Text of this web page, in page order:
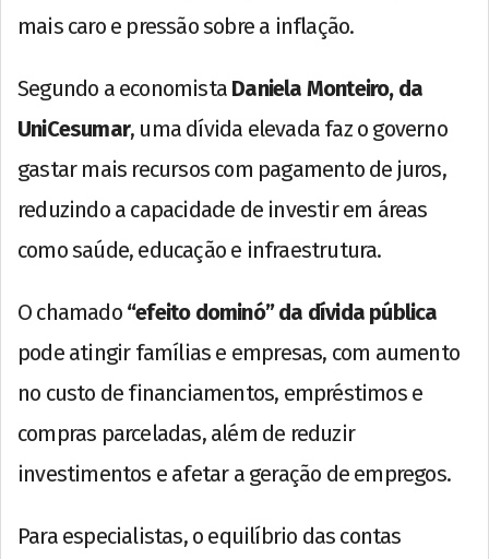
mais caro e pressão sobre a inflação.
Segundo a economista Daniela Monteiro, da
UniCesumar, uma dívida elevada faz o governo
gastar mais recursos com pagamento de juros,
reduzindo a capacidade de investir em áreas
como saúde, educação e infraestrutura.
O chamado “efeito dominó” da dívida pública
pode atingir famílias e empresas, com aumento
no custo de financiamentos, empréstimos e
compras parceladas, além de reduzir
investimentos e afetar a geração de empregos.
Para especialistas, o equilíbrio das contas